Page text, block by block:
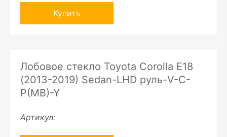
Купить
Лобовое стекло Toyota Corolla E18
(2013-2019) Sedan-LHD руль-V-C-
P(MB)-Y
Артикул: